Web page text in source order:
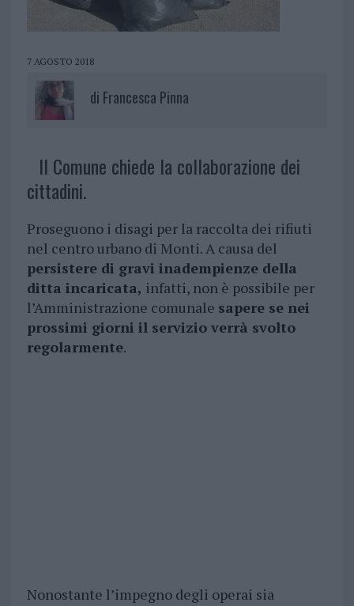
7 AGOSTO 2018
di Francesca Pinna
Il Comune chiede la collaborazione dei
cittadini.
Proseguono i disagi per la raccolta dei rifiuti
nel centro urbano di Monti. A causa del
persistere di gravi inadempienze della
ditta incaricata, infatti, non è possibile per
l’Amministrazione comunale sapere se nei
prossimi giorni il servizio verrà svolto
regolarmente.
Nonostante l’impegno degli operai sia